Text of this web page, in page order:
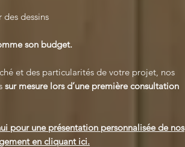
dessins
son budget.
et des particularités de votre projet, nos
sur mesure lors d’une première consultation
pour une présentation personnalisée de nos
en cliquant ici.